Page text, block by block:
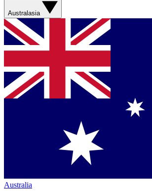
Australasia
Australia